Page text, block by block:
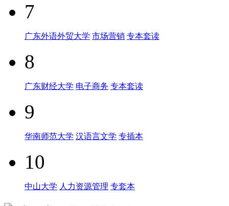
7
广东外语外贸大学 市场营销 专本套读
8
广东财经大学 电子商务 专本套读
9
华南师范大学 汉语言文学 专插本
10
中山大学 人力资源管理 专套本